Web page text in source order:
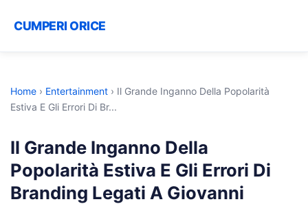
CUMPERI ORICE
Home › Entertainment › Il Grande Inganno Della Popolarità
Estiva E Gli Errori Di Br...
Il Grande Inganno Della
Popolarità Estiva E Gli Errori Di
Branding Legati A Giovanni